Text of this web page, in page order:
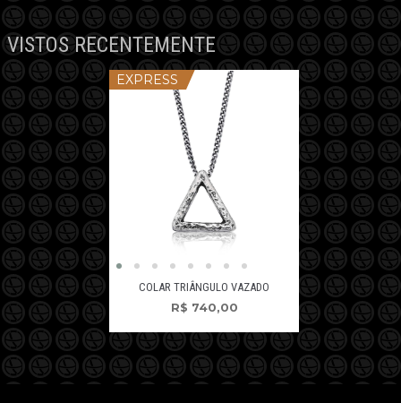
VISTOS RECENTEMENTE
EXPRESS
COLAR TRIÂNGULO VAZADO
R$ 740,00